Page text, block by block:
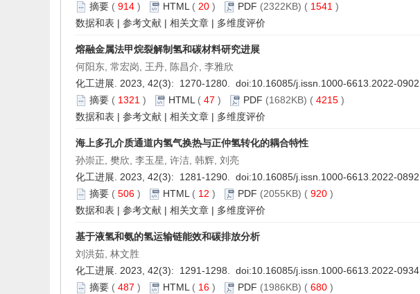
摘要 ( 914 ) HTML ( 20 ) PDF (2322KB) ( 1541 )
数据和表 | 参考文献 | 相关文章 | 多维度评价
熔融金属法甲烷裂解制氢和碳材料研究进展
何阳东, 常宏岗, 王丹, 陈昌介, 李雅欣
化工进展. 2023, 42(3): 1270-1280. doi:10.16085/j.issn.1000-6613.2022-0902
摘要 ( 1321 ) HTML ( 47 ) PDF (1682KB) ( 4215 )
数据和表 | 参考文献 | 相关文章 | 多维度评价
海上多孔介质通道内氢气换热与正仲氢转化的耦合特性
孙崇正, 樊欣, 李玉星, 许洁, 韩辉, 刘亮
化工进展. 2023, 42(3): 1281-1290. doi:10.16085/j.issn.1000-6613.2022-0892
摘要 ( 506 ) HTML ( 12 ) PDF (2055KB) ( 920 )
数据和表 | 参考文献 | 相关文章 | 多维度评价
基于液氢和氨的氢运输链能效和碳排放分析
刘洪茹, 林文胜
化工进展. 2023, 42(3): 1291-1298. doi:10.16085/j.issn.1000-6613.2022-0934
摘要 ( 487 ) HTML ( 16 ) PDF (1986KB) ( 680 )